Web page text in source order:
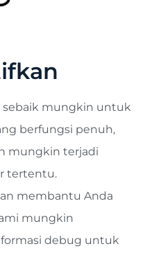
sebaik mungkin untuk
berfungsi penuh,
mungkin terjadi
tertentu.
membantu Anda
mungkin
debug untuk